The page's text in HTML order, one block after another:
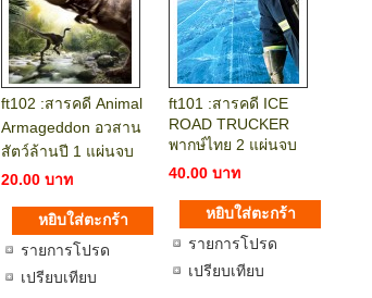
ft102 :สารคดี Animal
Armageddon อวสาน
สัตว์ล้านปี 1 แผ่นจบ
20.00 บาท
รายการโปรด
เปรียบเทียบ
ft101 :สารคดี ICE
ROAD TRUCKER
พากษ์ไทย 2 แผ่นจบ
40.00 บาท
รายการโปรด
เปรียบเทียบ